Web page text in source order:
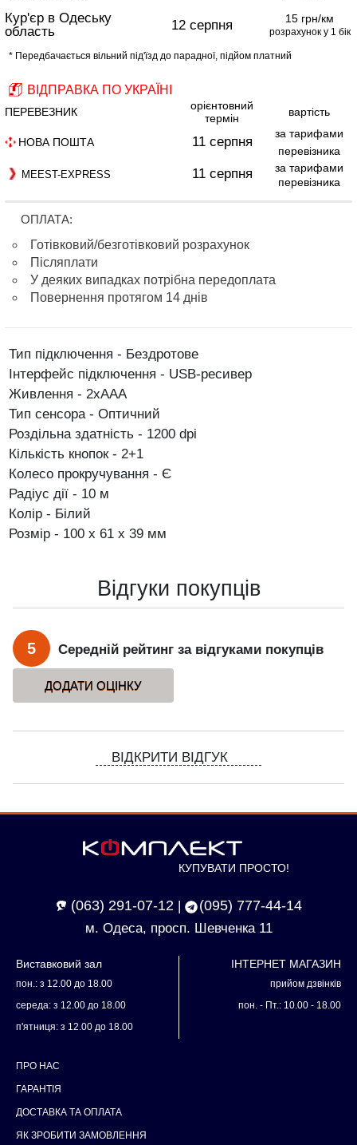
Кур'єр в Одеську
область
12 серпня 15 грн/км
розрахунок у 1 бік
* Передбачається вільний під'їзд до парадної, підйом платний
ВІДПРАВКА ПО УКРАЇНІ
ПЕРЕВЕЗНИК
орієнтовний
термін
вартість
НОВА ПОШТА 11 серпня
за тарифами
перевізника
MEEST-EXPRESS 11 серпня
за тарифами
перевізника
ОПЛАТА:
Готівковий/безготівковий розрахунок
Післяплати
У деяких випадках потрібна передоплата
Повернення протягом 14 днів
Тип підключення - Бездротове
Інтерфейс підключення - USB-ресивер
Живлення - 2xAAA
Тип сенсора - Оптичний
Роздільна здатність - 1200 dpi
Кількість кнопок - 2+1
Колесо прокручування - Є
Радіус дії - 10 м
Колір - Білий
Розмір - 100 x 61 x 39 мм
Відгуки покупців
5 Середній рейтинг за відгуками покупців
ВІДКРИТИ ВІДГУК
КУПУВАТИ ПРОСТО!
(063) 291-07-12 (095) 777-44-14
м. Одеса, просп. Шевченка 11
Виставковий зал
пон.: з 12.00 до 18.00
середа: з 12.00 до 18.00
п'ятниця: з 12.00 до 18.00
ІНТЕРНЕТ МАГАЗИН
прийом дзвінків
пон. - Пт.: 10.00 - 18.00
ПРО НАС
ГАРАНТІЯ
ДОСТАВКА ТА ОПЛАТА
ЯК ЗРОБИТИ ЗАМОВЛЕННЯ